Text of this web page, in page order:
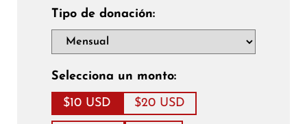
Tipo de donación:
Selecciona un monto:
$10 USD $20 USD